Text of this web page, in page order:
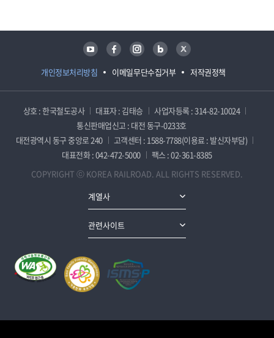
개인정보처리방침 이메일무단수집거부 저작권정책
유튜브 페이스북 인스타그램 블로그 트위터
상호 : 한국철도공사 대표자 : 김태승
사업자등록 : 314-82-10024
통신판매업신고 : 대전 동구-0233호
대전광역시 동구 중앙로 240
고객센터 : 1588-7788(이용료 : 발신자부담)
대표전화 : 042-472-5000
팩스 : 02-361-8385
COPYRIGHT ⓒ KOREA RAILROAD. ALL RIGHTS RESERVED.
계열사
관련사이트